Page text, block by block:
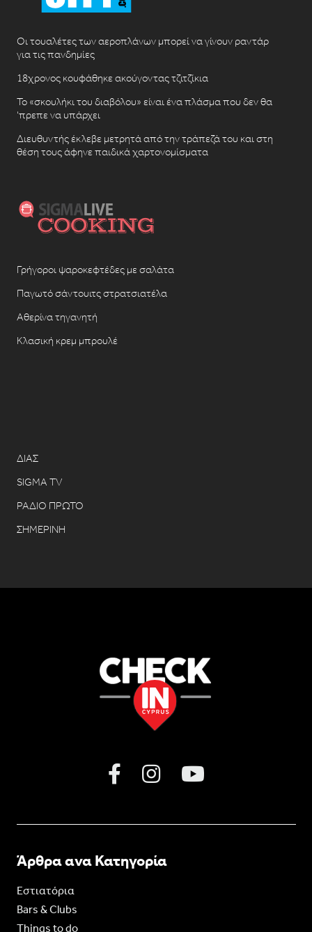
Οι τουαλέτες των αεροπλάνων μπορεί να γίνουν ραντάρ
για τις πανδημίες
18χρονος κουφάθηκε ακούγοντας τζιτζίκια
Το «σκουλήκι του διαβόλου» είναι ένα πλάσμα που δεν θα
‘πρεπε να υπάρχει
Διευθυντής έκλεβε μετρητά από την τράπεζά του και στη
θέση τους άφηνε παιδικά χαρτονομίσματα
Γρήγοροι ψαροκεφτέδες με σαλάτα
Παγωτό σάντουιτς στρατσιατέλα
Αθερίνα τηγανητή
Κλασική κρεμ μπρουλέ
ΔΙΑΣ
SIGMA TV
ΡΑΔΙΟ ΠΡΩΤΟ
ΣΗΜΕΡΙΝΗ
Άρθρα ανα Κατηγορία
Εστιατόρια
Bars & Clubs
Things to do